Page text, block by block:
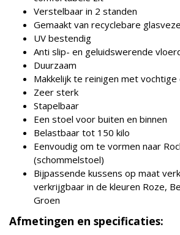
Verstelbaar in 2 standen
Gemaakt van recyclebare
UV bestendig
Anti slip- en geluidswerende
Duurzaam
Makkelijk te reinigen met vochtige
Zeer sterk
Stapelbaar
Een stoel voor buiten en binnen
Belastbaar tot 150 kilo
Eenvoudig om te vormen naar
(schommelstoel)
Bijpassende kussens op maat
verkrijgbaar in de kleuren Roze,
Groen
Afmetingen en specificaties: